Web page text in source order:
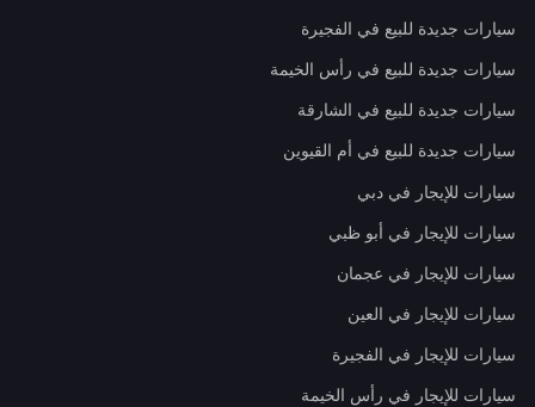
سيارات جديدة للبيع في الفجيرة
سيارات جديدة للبيع في رأس الخيمة
سيارات جديدة للبيع في الشارقة
سيارات جديدة للبيع في أم القيوين
سيارات للإيجار في دبي
سيارات للإيجار في أبو ظبي
سيارات للإيجار في عجمان
سيارات للإيجار في العين
سيارات للإيجار في الفجيرة
سيارات للإيجار في رأس الخيمة